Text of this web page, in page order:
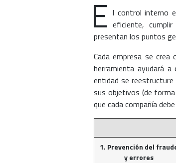
E l control interno
eficiente,
presentan los puntos
Cada empresa se
herramienta ayudará
entidad se reestructure
sus objetivos (de
que cada compañía
1. Prevención del
y errores